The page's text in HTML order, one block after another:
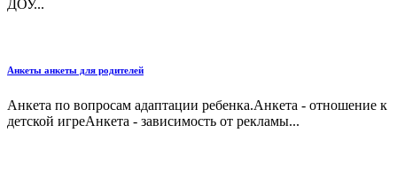
ДОУ...
Анкеты анкеты для родителей
Анкета по вопросам адаптации ребенка.Анкета - отношение к
детской игреАнкета - зависимость от рекламы...